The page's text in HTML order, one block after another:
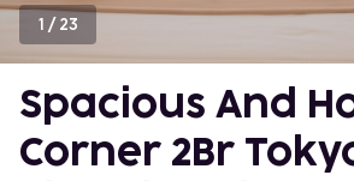
1 /23
Spacious And
Corner 2Br